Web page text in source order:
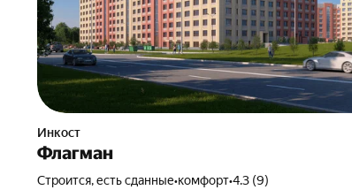
Инкост
Флагман
Строится, есть сданные•комфорт•4.3 (9)